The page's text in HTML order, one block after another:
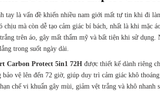
tay là vấn đề khiến nhiều nam giới mất tự tin khi đi
chịu mà còn dễ tạo cảm giác bí bách, nhất là khi mặc
trên áo, gây mất thẩm mỹ và bất tiện khi sử dụng.
trong suốt ngày dài.
Carbon Protect 5in1 72H được thiết kế dành riêng
bảo vệ lên đến 72 giờ, giúp duy trì cảm giác khô
chế vi khuẩn gây mùi, giảm vệt trắng và khô